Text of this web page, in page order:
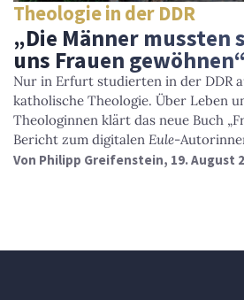
Theologie in der DDR
„Die Männer mussten
uns Frauen gewöhnen“
Nur in Erfurt studierten in der DDR
katholische Theologie. Über Leben
Theologinnen klärt das neue Buch
Bericht zum digitalen Eule-
Von Philipp Greifenstein, 19. August